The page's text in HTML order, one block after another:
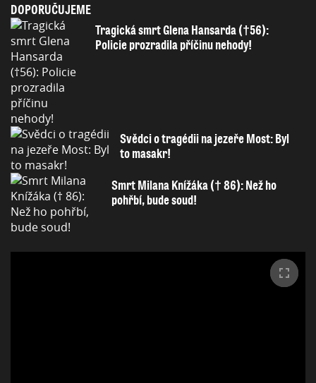
DOPORUČUJEME
Tragická smrt Glena Hansarda (†56):
Policie prozradila příčinu nehody!
Svědci o tragédii na jezeře Most: Byl
to masakr!
Smrt Milana Knížáka († 86): Než ho
pohřbí, bude soud!